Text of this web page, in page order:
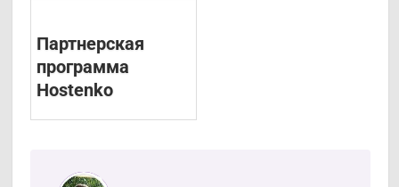
Партнерская
программа
Hostenko